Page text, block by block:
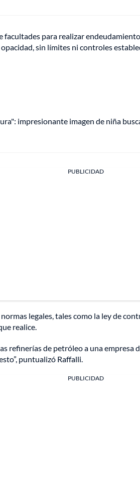
para realizar
sin límites ni controles
impresionante imagen de niña
PUBLICIDAD
legales, tales como la ley de
realice.
refinerías de petróleo a una empresa
puntualizó Raffalli.
PUBLICIDAD